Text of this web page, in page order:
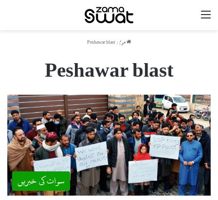
ھوم/
Peshawar blast
Peshawar blast
سوات کی خبریں